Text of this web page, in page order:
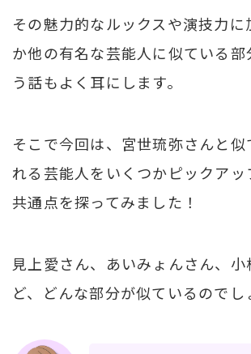
その魅力的なルックスや演技力に
か他の有名な芸能人に似ている部
う話もよく耳にします。
そこで今回は、宮世琉弥さんと似
れる芸能人をいくつかピックアッ
共通点を探ってみました！
見上愛さん、あいみょんさん、
ど、どんな部分が似ているのでし